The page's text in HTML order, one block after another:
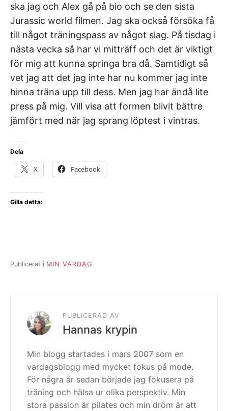
ska jag och Alex gå på bio och se den sista
Jurassic world filmen. Jag ska också försöka få
till något träningspass av något slag. På tisdag i
nästa vecka så har vi mitträff och det är viktigt
för mig att kunna springa bra då. Samtidigt så
vet jag att det jag inte har nu kommer jag inte
hinna träna upp till dess. Men jag har ändå lite
press på mig. Vill visa att formen blivit bättre
jämfört med när jag sprang löptest i vintras.
Dela
X Facebook
Gilla detta:
Publicerat i MIN VARDAG
PUBLICERAD AV
Hannas krypin
Min blogg startades i mars 2007 som en
vardagsblogg med mycket fokus på mode.
För några år sedan började jag fokusera på
träning och hälsa ur olika perspektiv. Min
stora passion är pilates och min dröm är att